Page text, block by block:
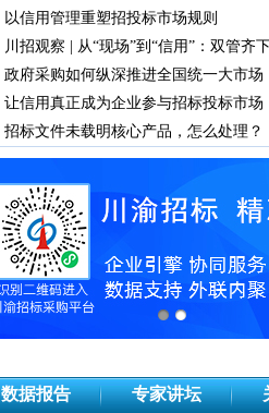
以信用管理重塑招投标市场规则
川招观察 | 从“现场”到“信用”：双管齐
重塑招投标新秩序
政府采购如何纵深推进全国统一大市场
建设
让信用真正成为企业参与招标投标市场
竞争的“通行证”
招标文件未载明核心产品，怎么处理？
数据报告 专家讲坛